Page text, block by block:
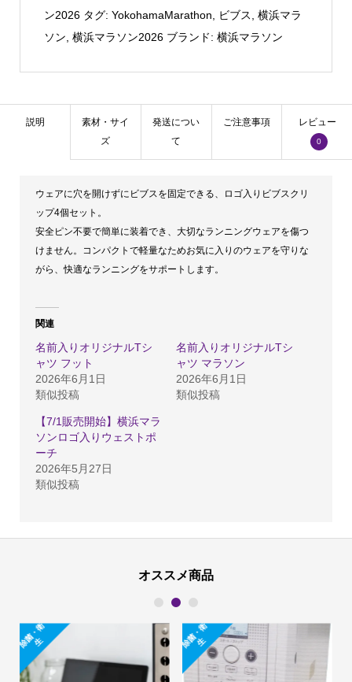
ロ
ゴ
ス
め
ン2026 タグ: YokohamaMarathon ビブス
横浜マラ
ソン 横浜マラソン2026 ブランド: 横浜マラソン
説明
素材・サイ
ズ
発送につい
て
ご注意事項 レビュー
0
ウェアに穴を開けずにビブスを固定できる、ロゴ入りビブスクリ
ップ4個セット。
安全ピン不要で簡単に装着でき、大切なランニングウェアを傷つ
けません。コンパクトで軽量なためお気に入りのウェアを守りな
がら、快適なランニングをサポートします。
関連
名前入りオリジナルTシ
ャツ フット
2026年6月1日
類似投稿
名前入りオリジナルTシ
ャツ マラソン
2026年6月1日
類似投稿
【7/1販売開始】横浜マラ
ソンロゴ入りウェストポ
ーチ
2026年5月27日
類似投稿
オススメ商品
除
菌
・
衛
生 除
菌
・
衛
生
1 2 3